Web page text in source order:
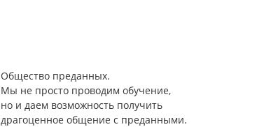
Общество преданных.
Мы не просто проводим обучение,
но и даем возможность получить
драгоценное общение с преданными.